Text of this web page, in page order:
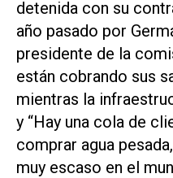
detenida con su
año pasado por
presidente de la
están cobrando sus
mientras la
y “Hay una cola de
comprar agua
muy escaso en el